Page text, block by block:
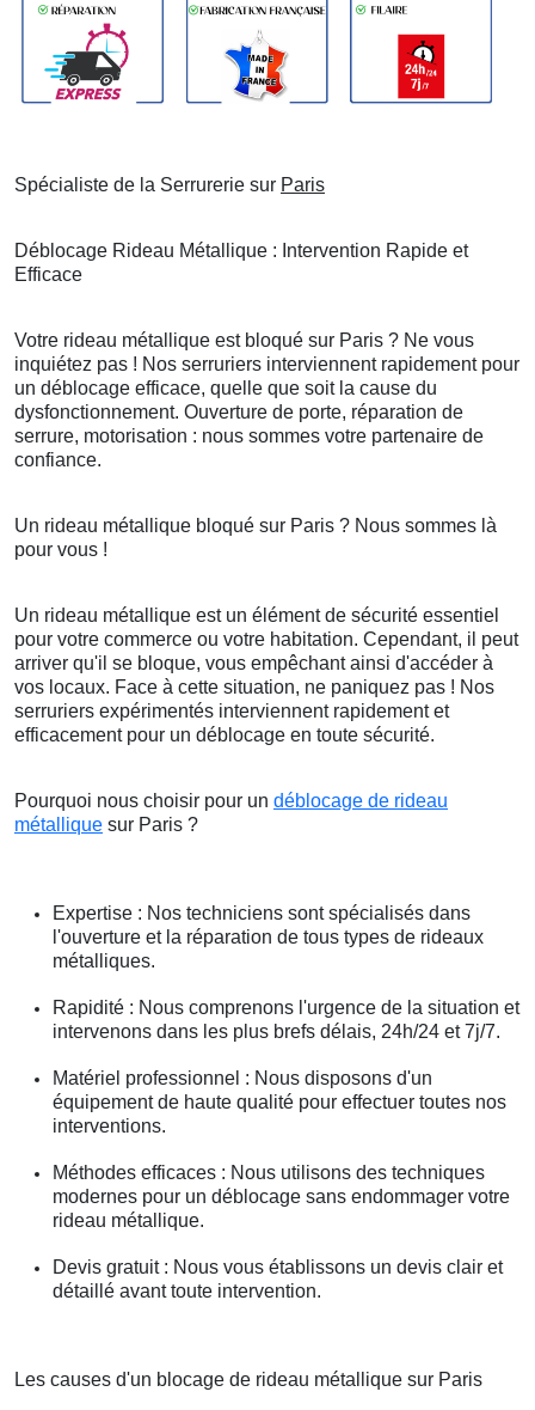
Spécialiste de la Serrurerie sur Paris
Déblocage Rideau Métallique : Intervention Rapide et
Efficace
Votre rideau métallique est bloqué sur Paris ? Ne vous
inquiétez pas ! Nos serruriers interviennent rapidement pour
un déblocage efficace, quelle que soit la cause du
dysfonctionnement. Ouverture de porte, réparation de
serrure, motorisation : nous sommes votre partenaire de
confiance.
Un rideau métallique bloqué sur Paris ? Nous sommes là
pour vous !
Un rideau métallique est un élément de sécurité essentiel
pour votre commerce ou votre habitation. Cependant, il peut
arriver qu'il se bloque, vous empêchant ainsi d'accéder à
vos locaux. Face à cette situation, ne paniquez pas ! Nos
serruriers expérimentés interviennent rapidement et
efficacement pour un déblocage en toute sécurité.
Pourquoi nous choisir pour un déblocage de rideau
métallique sur Paris ?
Expertise : Nos techniciens sont spécialisés dans
l'ouverture et la réparation de tous types de rideaux
métalliques.
Rapidité : Nous comprenons l'urgence de la situation et
intervenons dans les plus brefs délais, 24h/24 et 7j/7.
Matériel professionnel : Nous disposons d'un
équipement de haute qualité pour effectuer toutes nos
interventions.
Méthodes efficaces : Nous utilisons des techniques
modernes pour un déblocage sans endommager votre
rideau métallique.
Devis gratuit : Nous vous établissons un devis clair et
détaillé avant toute intervention.
Les causes d'un blocage de rideau métallique sur Paris